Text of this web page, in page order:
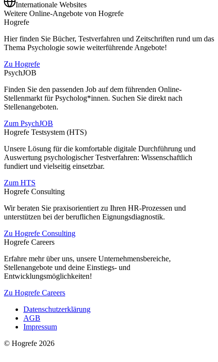
Internationale Websites
Weitere Online-Angebote von Hogrefe
Hogrefe
Hier finden Sie Bücher, Testverfahren und Zeitschriften rund um das
Thema Psychologie sowie weiterführende Angebote!
Zu Hogrefe
PsychJOB
Finden Sie den passenden Job auf dem führenden Online-
Stellenmarkt für Psycholog*innen. Suchen Sie direkt nach
Stellenangeboten.
Zum PsychJOB
Hogrefe Testsystem (HTS)
Unsere Lösung für die komfortable digitale Durchführung und
Auswertung psychologischer Testverfahren: Wissenschaftlich
fundiert und vielseitig einsetzbar.
Zum HTS
Hogrefe Consulting
Wir beraten Sie praxisorientiert zu Ihren HR-Prozessen und
unterstützen bei der beruflichen Eignungsdiagnostik.
Zu Hogrefe Consulting
Hogrefe Careers
Erfahre mehr über uns, unsere Unternehmensbereiche,
Stellenangebote und deine Einstiegs- und
Entwicklungsmöglichkeiten!
Zu Hogrefe Careers
Datenschutzerklärung
AGB
Impressum
© Hogrefe 2026